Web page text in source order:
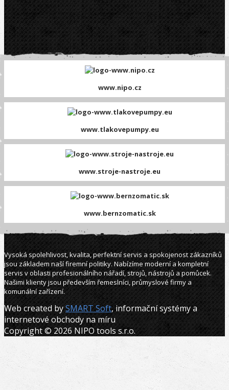
www.nipo.cz
www.tlakovepumpy.eu
www.stroje-nastroje.eu
www.bernzomatic.sk
Vysoká spolehlivost, kvalita, perfektní servis a spokojenost zákazníků
jsou základem naší firemní politiky. Nabízíme moderní a kompletní
servis v oblasti profesionálního nářadí, strojů, nástrojů a pomůcek.
Našimi klienty jsou především řemeslníci, průmyslové firmy a
komunální zařízení.
Web created bySMART Soft, informační systémy a
internetové obchody na míru
Copyright © 2026 NIPO tools s.r.o.